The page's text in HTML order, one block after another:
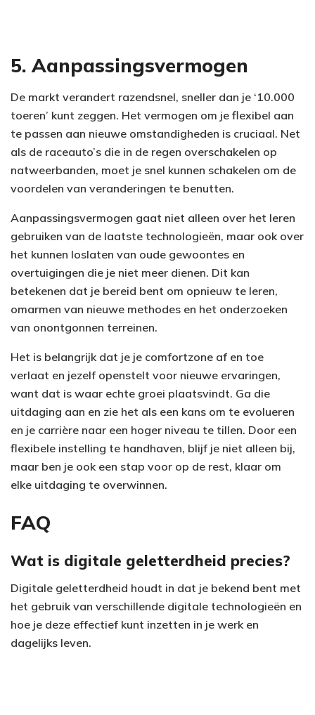
5. Aanpassingsvermogen
De markt verandert razendsnel, sneller dan je ‘10.000
toeren’ kunt zeggen. Het vermogen om je flexibel aan
te passen aan nieuwe omstandigheden is cruciaal. Net
als de raceauto’s die in de regen overschakelen op
natweerbanden, moet je snel kunnen schakelen om de
voordelen van veranderingen te benutten.
Aanpassingsvermogen gaat niet alleen over het leren
gebruiken van de laatste technologieën, maar ook over
het kunnen loslaten van oude gewoontes en
overtuigingen die je niet meer dienen. Dit kan
betekenen dat je bereid bent om opnieuw te leren,
omarmen van nieuwe methodes en het onderzoeken
van onontgonnen terreinen.
Het is belangrijk dat je je comfortzone af en toe
verlaat en jezelf openstelt voor nieuwe ervaringen,
want dat is waar echte groei plaatsvindt. Ga die
uitdaging aan en zie het als een kans om te evolueren
en je carrière naar een hoger niveau te tillen. Door een
flexibele instelling te handhaven, blijf je niet alleen bij,
maar ben je ook een stap voor op de rest, klaar om
elke uitdaging te overwinnen.
FAQ
Wat is digitale geletterdheid precies?
Digitale geletterdheid houdt in dat je bekend bent met
het gebruik van verschillende digitale technologieën en
hoe je deze effectief kunt inzetten in je werk en
dagelijks leven.